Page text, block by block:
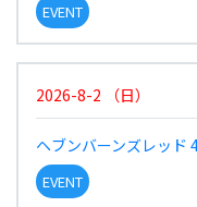
EVENT
2026-8-2 （日）
ヘブンバーンズレッド
EVENT